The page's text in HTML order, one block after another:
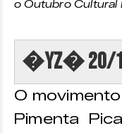
o Outubro Cultural
�YZ� 20/10
O
Pimenta